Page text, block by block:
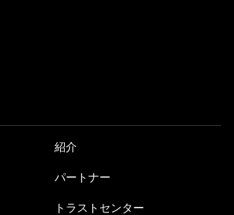
紹介
パートナー
トラストセンター